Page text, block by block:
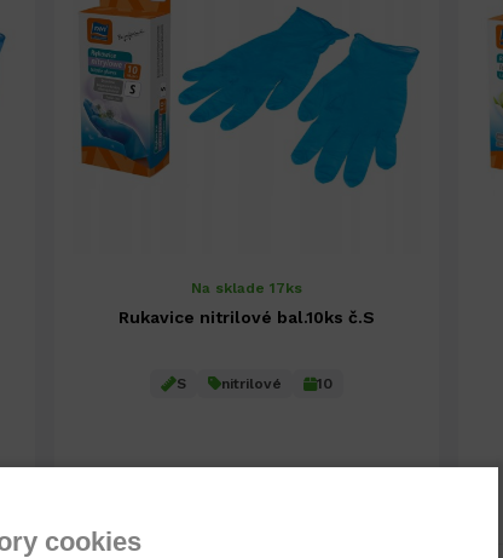
Na sklade 17ks
Rukavice nitrilové bal.10ks č.S
S nitrilové 10
cookies